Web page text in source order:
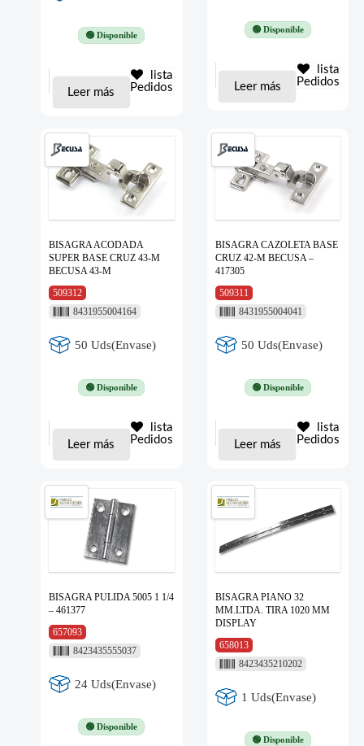
🟢 Disponible
Leer más
lista
Pedidos
🟢 Disponible
Leer más
lista
Pedidos
BISAGRA ACODADA
SUPER BASE CRUZ 43-M
BECUSA 43-M
509312
8431955004164
50 Uds(Envase)
🟢 Disponible
Leer más
lista
Pedidos
BISAGRA CAZOLETA BASE
CRUZ 42-M BECUSA –
417305
509311
8431955004041
50 Uds(Envase)
🟢 Disponible
Leer más
lista
Pedidos
BISAGRA PULIDA 5005 1 1/4
– 461377
657093
8423435555037
24 Uds(Envase)
🟢 Disponible
BISAGRA PIANO 32
MM.LTDA. TIRA 1020 MM
DISPLAY
658013
8423435210202
1 Uds(Envase)
🟢 Disponible